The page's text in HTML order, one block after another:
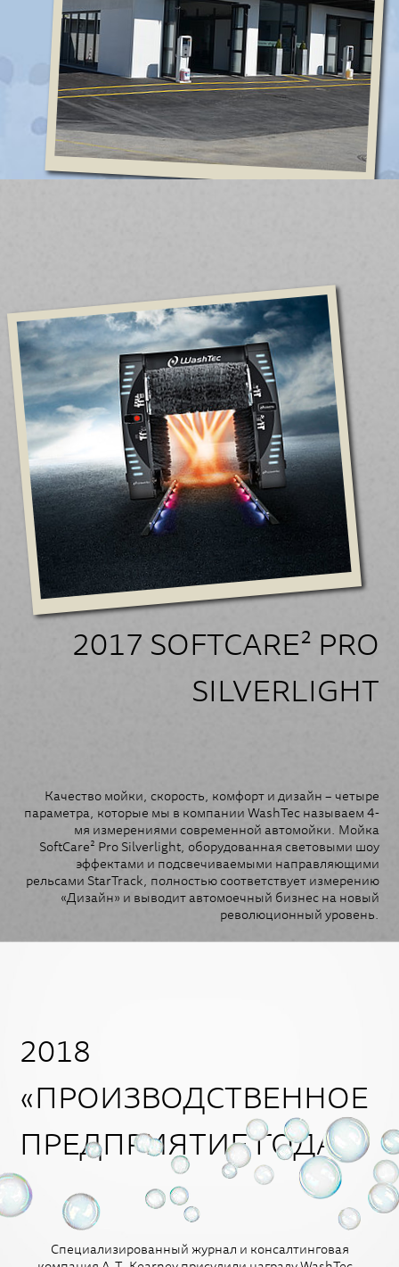
2017 SOFTCARE² PRO
SILVERLIGHT
Качество мойки, скорость, комфорт и дизайн – четыре
параметра, которые мы в компании WashTec называем 4-
мя измерениями современной автомойки. Мойка
SoftCare² Pro Silverlight, оборудованная световыми шоу
эффектами и подсвечиваемыми направляющими
рельсами StarTrack, полностью соответствует измерению
«Дизайн» и выводит автомоечный бизнес на новый
революционный уровень.
2018
«ПРОИЗВОДСТВЕННОЕ
ПРЕДПРИЯТИЕ ГОДА»
Специализированный журнал и консалтинговая